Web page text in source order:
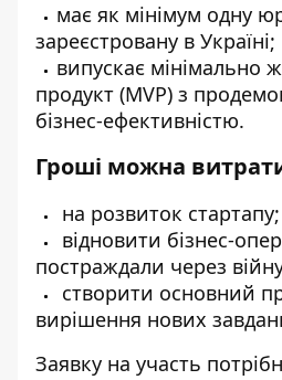
має як мінімум одну
зареєстровану в Україні;
випускає мінімально
продукт (MVP) з
бізнес-ефективністю.
Гроші можна
на розвиток стартапу;
відновити бізнес-
постраждали через
створити основний
вирішення нових
Заявку на участь